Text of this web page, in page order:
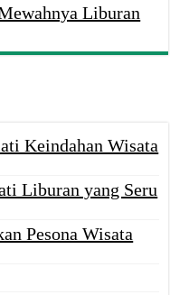
Liburan
Keindahan Wisata
Liburan yang Seru
Pesona Wisata